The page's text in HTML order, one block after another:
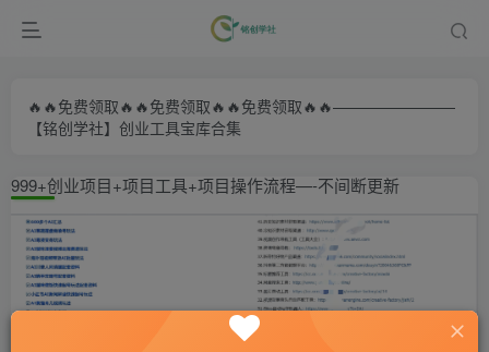
🔥🔥免费领取🔥🔥免费领取🔥🔥免费领取🔥🔥————————
【铭创学社】创业工具宝库合集
999+创业项目+项目工具+项目操作流程—-不间断更新